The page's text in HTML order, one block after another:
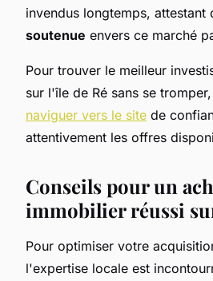
invendus longtemps, attestant
soutenue envers ce marché
Pour trouver le meilleur
sur l'île de Ré sans se
naviguer vers le site de
attentivement les offres
Conseils pour un
immobilier réussi
Pour optimiser votre
l'expertise locale est